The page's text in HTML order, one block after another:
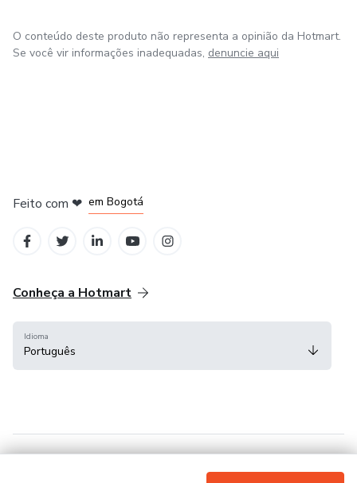
O conteúdo deste produto não representa a opinião da Hotmart.
Se você vir informações inadequadas, denuncie aqui
Feito com ❤ em Bogotá
Conheça a Hotmart
Idioma
Português